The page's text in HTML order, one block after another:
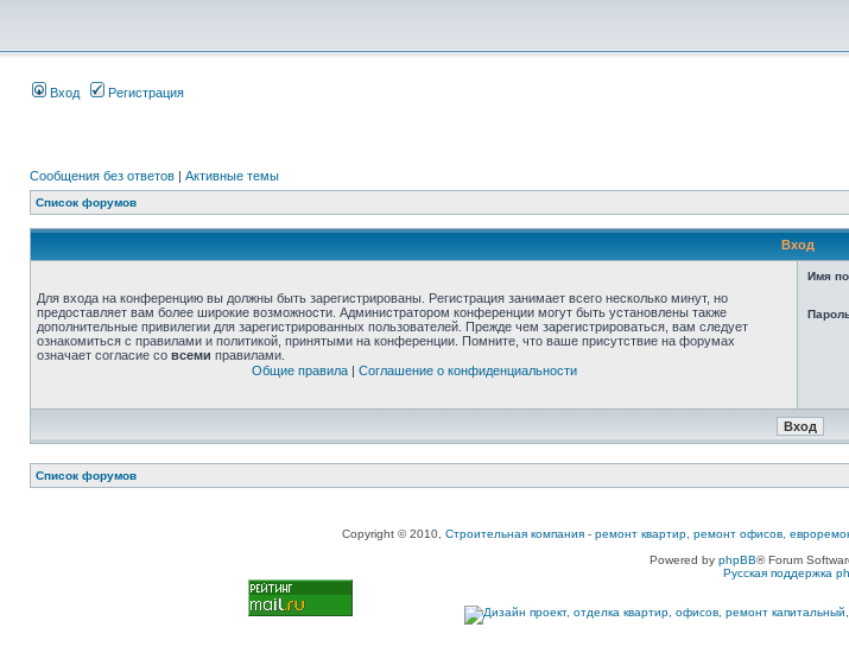
Вход Регистрация
Сообщения без ответов | Активные темы
Список форумов
Вход
Для входа на конференцию вы должны быть зарегистрированы. Регистрация занимает всего несколько минут, но
предоставляет вам более широкие возможности. Администратором конференции могут быть установлены также
дополнительные привилегии для зарегистрированных пользователей. Прежде чем зарегистрироваться, вам следует
ознакомиться с правилами и политикой, принятыми на конференции. Помните, что ваше присутствие на форумах
означает согласие со всеми правилами.
Общие правила| Соглашение о конфиденциальности
Имя
Список форумов
Copyright © 2010, Строительная компания - ремонт квартир, ремонт офисов,
Powered by phpBB® Forum
Русская поддержка